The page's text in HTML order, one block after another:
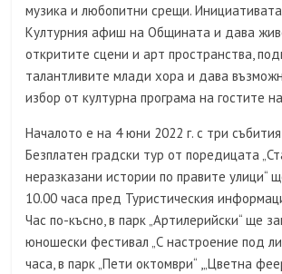
музика и любопитни срещи.
Културния афиш на Общината и дава
откритите сцени и арт пространства,
талантливите млади хора и дава
избор от културна програма на гостите
Началото е на 4 юни 2022 г. с три
Безплатен градски тур от поредицата
неразказани истории по правите улици“
10.00 часа пред Туристическия
Час по-късно, в парк „Артилерийски“ ще
юношески фестивал „С настроение под
часа, в парк „Пети октомври“ ,„Цветна